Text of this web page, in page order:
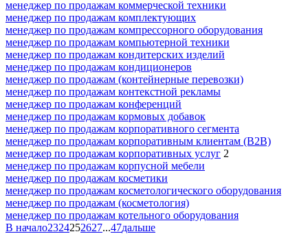
менеджер по продажам коммерческой техники
менеджер по продажам комплектующих
менеджер по продажам компрессорного оборудования
менеджер по продажам компьютерной техники
менеджер по продажам кондитерских изделий
менеджер по продажам кондиционеров
менеджер по продажам (контейнерные перевозки)
менеджер по продажам контекстной рекламы
менеджер по продажам конференций
менеджер по продажам кормовых добавок
менеджер по продажам корпоративного сегмента
менеджер по продажам корпоративным клиентам (B2B)
менеджер по продажам корпоративных услуг 2
менеджер по продажам корпусной мебели
менеджер по продажам косметики
менеджер по продажам косметологического оборудования
менеджер по продажам (косметология)
менеджер по продажам котельного оборудования
В начало2324252627...47дальше